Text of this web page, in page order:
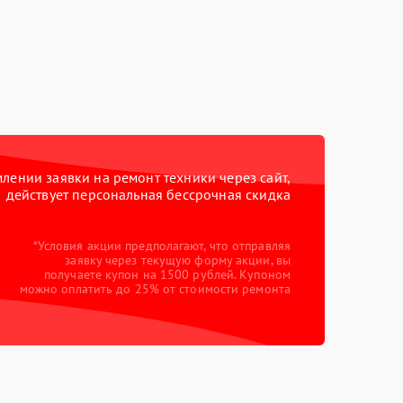
заявки на ремонт техники через сайт,
действует персональная бессрочная скидка
*Условия акции предполагают, что отправляя
заявку через текущую форму акции, вы
получаете купон на 1500 рублей. Купоном
можно оплатить до 25% от стоимости ремонта